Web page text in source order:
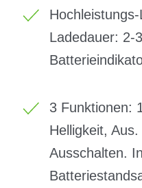
Ladedauer: 2-
3 Funktionen:
Helligkeit,
Ausschalten.